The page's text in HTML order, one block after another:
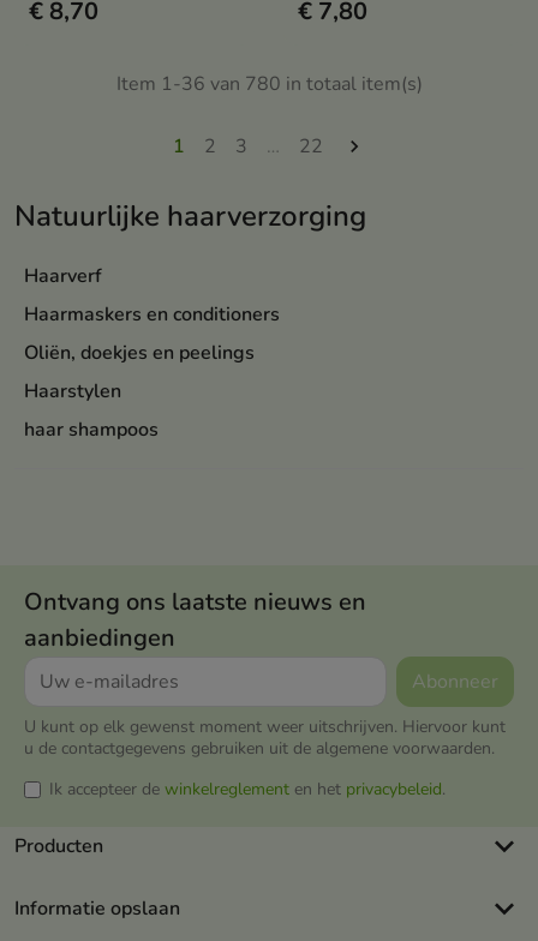
Natuurlijke haarverzorging
Haarverf
Haarmaskers en conditioners
Oliën, doekjes en peelings
Haarstylen
haar shampoos
van weerbarstig, si en futloos
€ 8,70
uitgedroogd en dof haar.
€ 7,80
Item 1-36 van 780 in totaal item(s)
1 2 3 … 22 
Ontvang ons laatste nieuws en
aanbiedingen
U kunt op elk gewenst moment weer uitschrijven. Hiervoor kunt
u de contactgegevens gebruiken uit de algemene voorwaarden.
Ik accepteer de winkelreglement en het privacybeleid.
Producten keyboard_arrow_down
Informatie opslaan keyboard_arrow_down